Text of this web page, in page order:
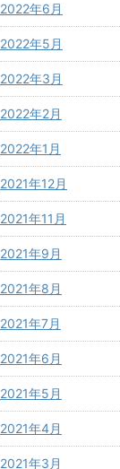
2022年6月
2022年5月
2022年3月
2022年2月
2022年1月
2021年12月
2021年11月
2021年9月
2021年8月
2021年7月
2021年6月
2021年5月
2021年4月
2021年3月